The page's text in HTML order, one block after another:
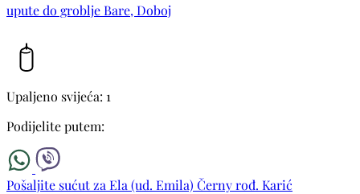
upute do groblje Bare, Doboj
Upaljeno svijeća: 1
Podijelite putem:
Pošaljite sućut za Ela (ud. Emila) Černy rođ. Karić